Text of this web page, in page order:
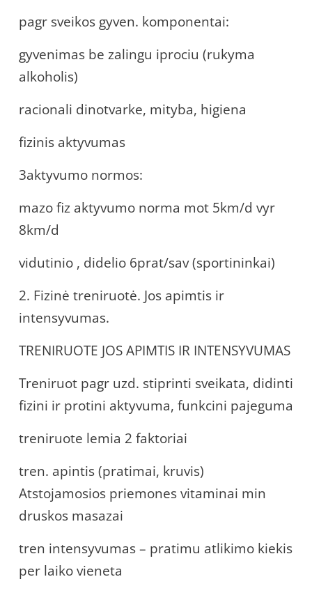
pagr sveikos gyven. komponentai:
gyvenimas be zalingu iprociu (rukyma
alkoholis)
racionali dinotvarke, mityba, higiena
fizinis aktyvumas
3aktyvumo normos:
mazo fiz aktyvumo norma mot 5km/d vyr
8km/d
vidutinio , didelio 6prat/sav (sportininkai)
2. Fizinė treniruotė. Jos apimtis ir
intensyvumas.
TRENIRUOTE JOS APIMTIS IR INTENSYVUMAS
Treniruot pagr uzd. stiprinti sveikata, didinti
fizini ir protini aktyvuma, funkcini pajeguma
treniruote lemia 2 faktoriai
tren. apintis (pratimai, kruvis)
Atstojamosios priemones vitaminai min
druskos masazai
tren intensyvumas – pratimu atlikimo kiekis
per laiko vieneta